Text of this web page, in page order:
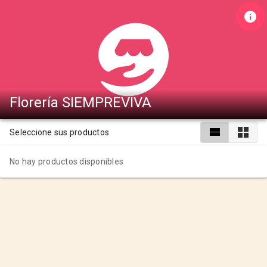
Florería SIEMPREVIVA
Seleccione sus productos
No hay productos disponibles